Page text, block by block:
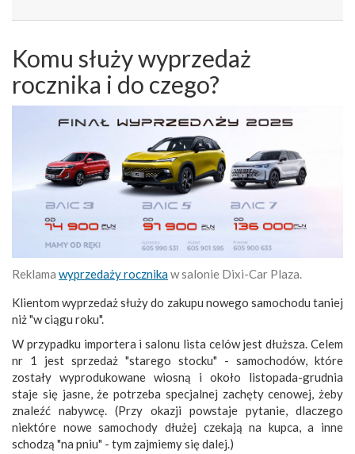
Komu służy wyprzedaż
rocznika i do czego?
Reklama wyprzedaży rocznikaw salonie Dixi-Car Plaza.
Klientom wyprzedaż służy do zakupu nowego samochodu taniej
niż "w ciągu roku".
W przypadku importera i salonu lista celów jest dłuższa. Celem
nr 1 jest sprzedaż "starego stocku" - samochodów, które
zostały wyprodukowane wiosną i około listopada-grudnia
staje się jasne, że potrzeba specjalnej zachęty cenowej, żeby
znaleźć nabywcę. (Przy okazji powstaje pytanie, dlaczego
niektóre nowe samochody dłużej czekają na kupca, a inne
schodzą "na pniu" - tym zajmiemy się dalej.)